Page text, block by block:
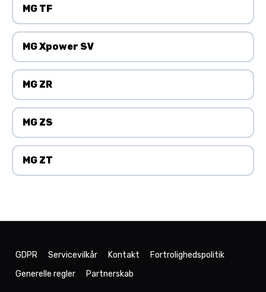
MG TF
MG Xpower SV
MG ZR
MG ZS
MG ZT
GDPR Servicevilkår Kontakt
Fortrolighedspolitik
Generelle regler
Partnerskab